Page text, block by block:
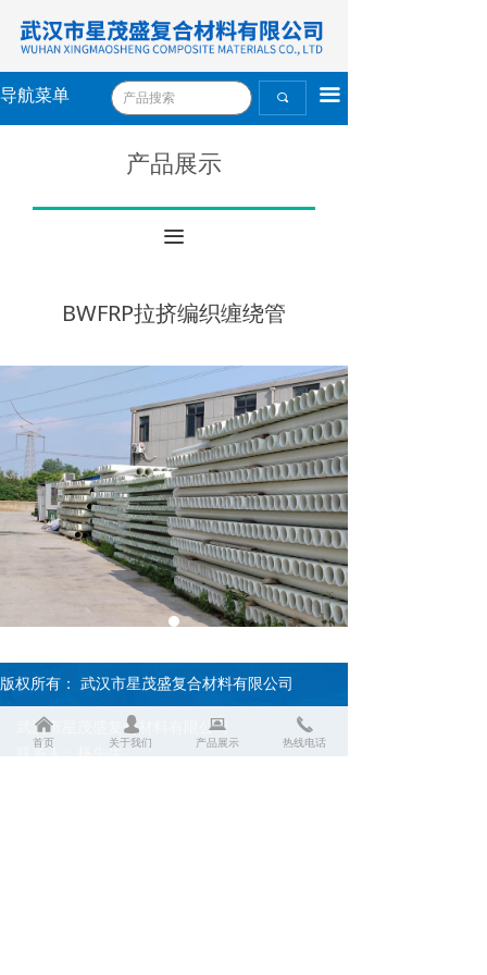
끠 끀
导航菜单
끀
产品展示
BWFRP拉挤编织缠绕管
武汉市星茂盛复合材料有限公司
联系人：杨先生
版权所有： 武汉市星茂盛复合材料有限公司
낀
首页
넙
关于我们
뀵
产品展示
끅
热线电话